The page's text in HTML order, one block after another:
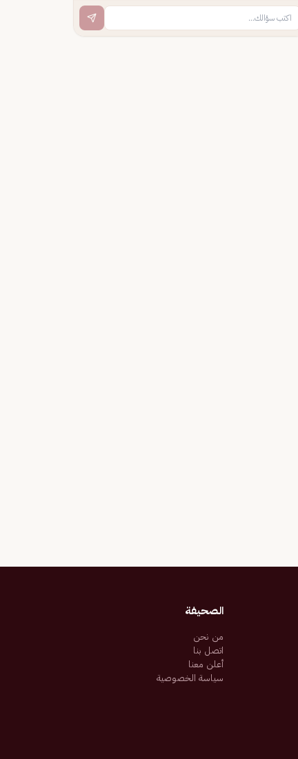
الصحيفة
من نحن
اتصل بنا
أعلن معنا
سياسة الخصوصية